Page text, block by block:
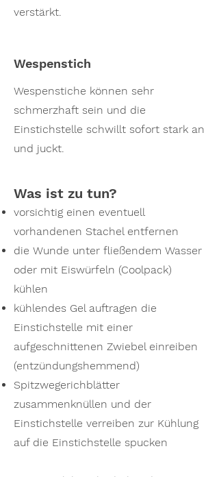
verstärkt.
Wespenstich
Wespenstiche können sehr
schmerzhaft sein und die
Einstichstelle schwillt sofort stark an
und juckt.
Was ist zu tun?
vorsichtig einen eventuell
vorhandenen Stachel entfernen
die Wunde unter fließendem Wasser
oder mit Eiswürfeln (Coolpack)
kühlen
kühlendes Gel auftragen die
Einstichstelle mit einer
aufgeschnittenen Zwiebel einreiben
(entzündungshemmend)
Spitzwegerichblätter
zusammenknüllen und der
Einstichstelle verreiben zur Kühlung
auf die Einstichstelle spucken